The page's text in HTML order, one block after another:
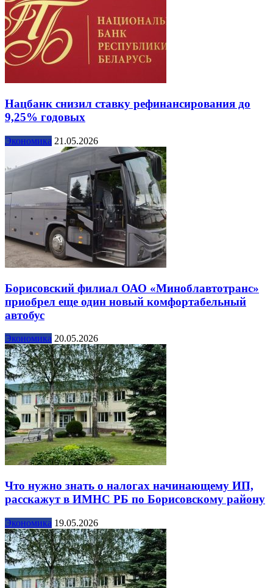
Нацбанк снизил ставку рефинансирования до
9,25% годовых
Экономика 21.05.2026
Борисовский филиал ОАО «Миноблавтотранс»
приобрел еще один новый комфортабельный
автобус
Экономика 20.05.2026
Что нужно знать о налогах начинающему ИП,
расскажут в ИМНС РБ по Борисовскому району
Экономика 19.05.2026